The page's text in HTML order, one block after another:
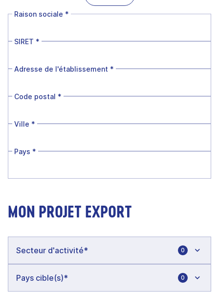
Raison sociale *
SIRET *
Adresse de l'établissement *
Code postal *
Ville *
Pays *
MON PROJET EXPORT
0
0